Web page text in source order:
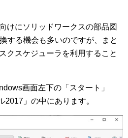
けにソリッドワークスの部品図
する機会も多いのですが、まと
クスケジューラを利用すること
画面左下の「スタート」
」の中にあります。